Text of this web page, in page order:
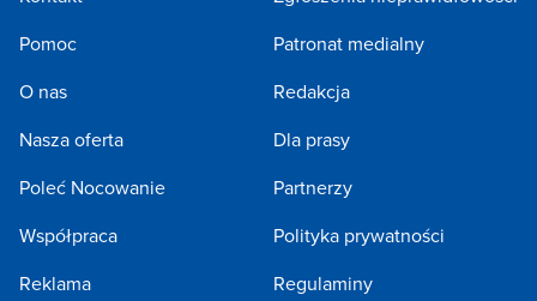
Pomoc
O nas
Nasza oferta
Poleć Nocowanie
Współpraca
Reklama
Patronat medialny
Redakcja
Dla prasy
Partnerzy
Polityka prywatności
Regulaminy